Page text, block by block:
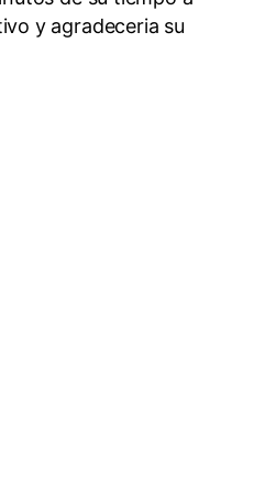
y agradeceria su